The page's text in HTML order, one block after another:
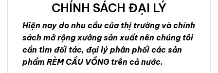
CHÍNH SÁCH ĐẠI LÝ
Hiện nay do nhu cầu của thị trường và chính
sách mở rộng xưởng sản xuất nên chúng tôi
cần tìm đối tác, đại lý phân phối các sản
phẩm RÈM CẦU VỒNG trên cả nước.